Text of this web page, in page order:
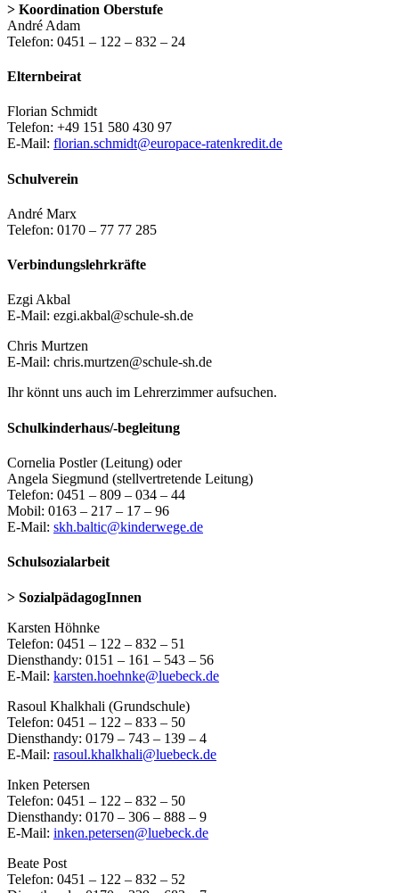
> Koordination Oberstufe
André Adam
Telefon: 0451 – 122 – 832 – 24
Elternbeirat
Florian Schmidt
Telefon: +49 151 580 430 97
E-Mail: florian.schmidt@europace-ratenkredit.de
Schulverein
André Marx
Telefon: 0170 – 77 77 285
Verbindungslehrkräfte
Ezgi Akbal
E-Mail: ezgi.akbal@schule-sh.de
Chris Murtzen
E-Mail: chris.murtzen@schule-sh.de
Ihr könnt uns auch im Lehrerzimmer aufsuchen.
Schulkinderhaus/-begleitung
Cornelia Postler (Leitung) oder
Angela Siegmund (stellvertretende Leitung)
Telefon: 0451 – 809 – 034 – 44
Mobil: 0163 – 217 – 17 – 96
E-Mail: skh.baltic@kinderwege.de
Schulsozialarbeit
> SozialpädagogInnen
Karsten Höhnke
Telefon: 0451 – 122 – 832 – 51
Diensthandy: 0151 – 161 – 543 – 56
E-Mail: karsten.hoehnke@luebeck.de
Rasoul Khalkhali (Grundschule)
Telefon: 0451 – 122 – 833 – 50
Diensthandy: 0179 – 743 – 139 – 4
E-Mail: rasoul.khalkhali@luebeck.de
Inken Petersen
Telefon: 0451 – 122 – 832 – 50
Diensthandy: 0170 – 306 – 888 – 9
E-Mail: inken.petersen@luebeck.de
Beate Post
Telefon: 0451 – 122 – 832 – 52